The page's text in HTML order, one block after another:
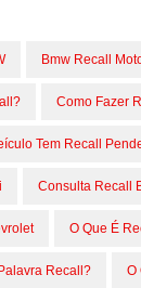
Bmw Recall
Como Fazer
Tem Recall
Consulta Recall
O Que É
Recall? O